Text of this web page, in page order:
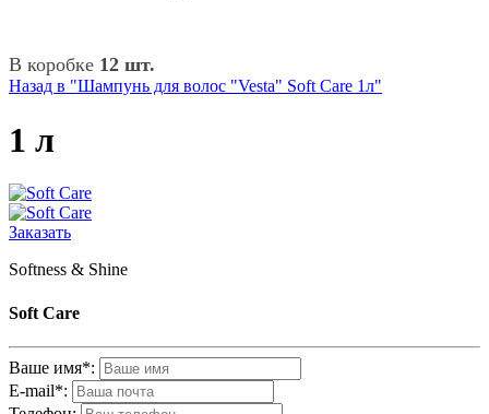
В коробке 12 шт.
Назад в "Шампунь для волос "Vesta" Soft Care 1л"
1 л
Заказать
Softness & Shine
Soft Care
Ваше имя*:
E-mail*: